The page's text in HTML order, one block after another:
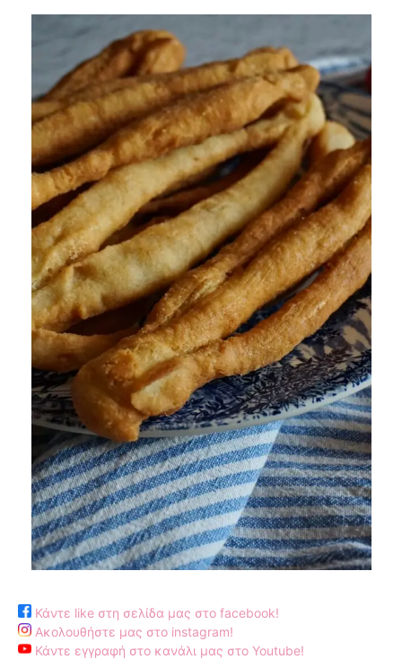
Κάντε like στη σελίδα μας στο facebook!
Ακολουθήστε μας στο instagram!
Κάντε εγγραφή στο κανάλι μας στο Youtube!